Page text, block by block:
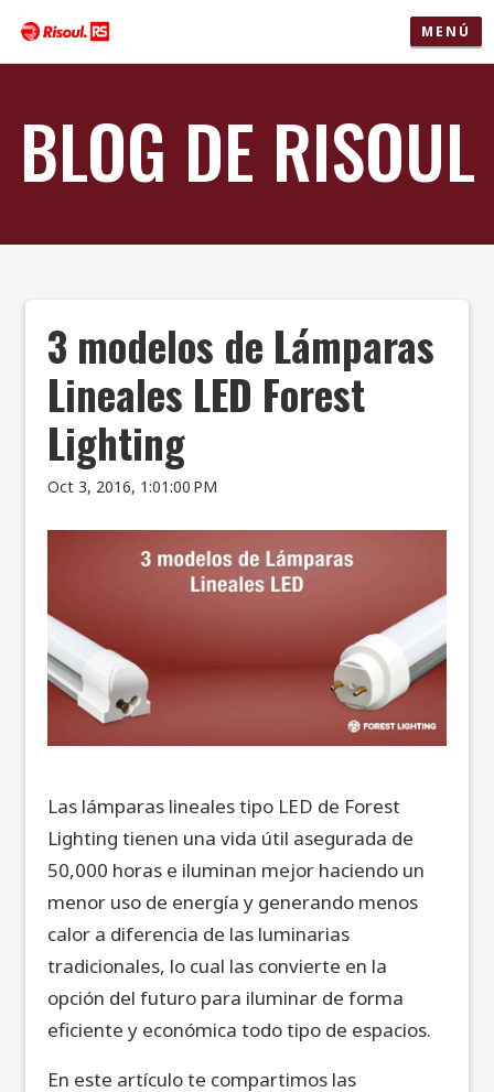
MENÚ
BLOG DE RISOUL
3 modelos de Lámparas
Lineales LED Forest
Lighting
Oct 3, 2016, 1:01:00 PM
Las lámparas lineales tipo LED de Forest
Lightingtienen una vida útil asegurada de
50,000 horas e iluminan mejor haciendo un
menor uso de energía y generando menos
calor a diferencia de las luminarias
tradicionales, lo cual las convierte en la
opción del futuro para iluminar de forma
eficiente y económica todo tipo de espacios.
En este artículo te compartimos las